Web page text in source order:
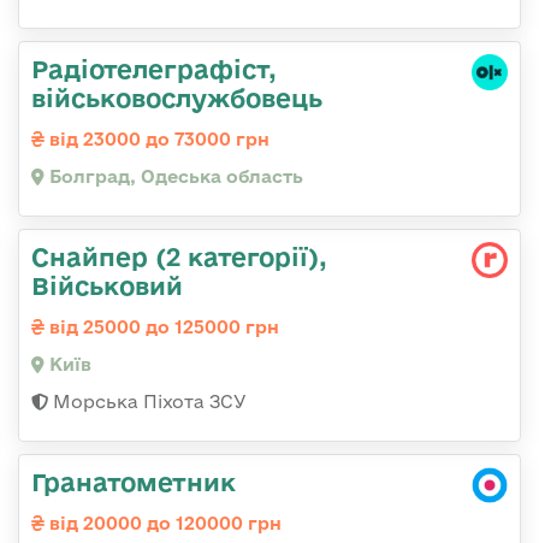
Радіотелеграфіст,
військовослужбовець
від 23000 до 73000 грн
Болград, Одеська область
Снайпер (2 категорії),
Військовий
від 25000 до 125000 грн
Київ
Морська Піхота ЗСУ
Гранатометник
від 20000 до 120000 грн